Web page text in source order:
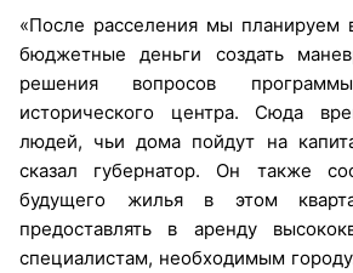
«После расселения мы планируем
бюджетные деньги создать
решения вопросов
исторического центра. Сюда
людей, чьи дома пойдут на
сказал губернатор. Он также
будущего жилья в этом
предоставлять в аренду
специалистам, необходимым